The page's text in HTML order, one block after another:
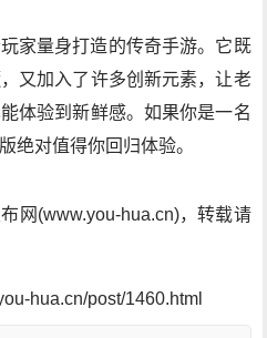
家量身打造的传奇手游。它既
又加入了许多创新元素，让老
体验到新鲜感。如果你是一名
绝对值得你回归体验。
网(www.you-hua.cn)，转载请
hua.cn/post/1460.html